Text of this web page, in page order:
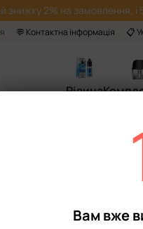
знижку 2% на замовлення,
💬 Контактна інформація 📋
Рідина
повернення
здійснює повернення та
Вам вже